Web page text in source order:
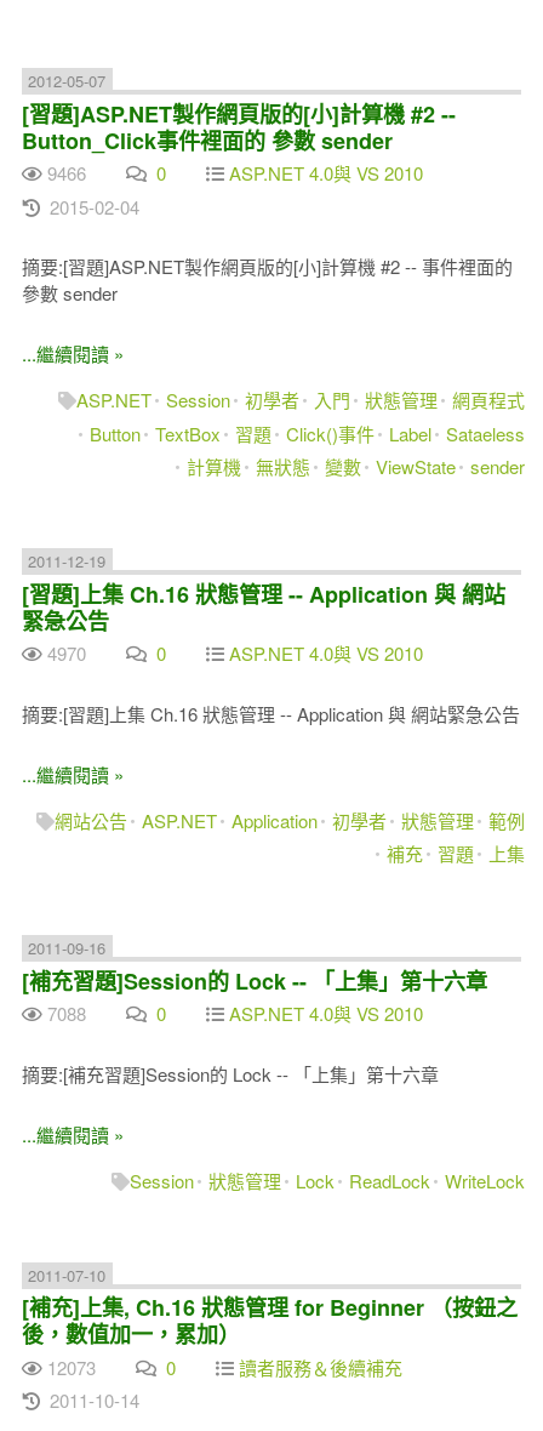
2012-05-07
[習題]ASP.NET製作網頁版的[小]計算機 #2 --
Button_Click事件裡面的 參數 sender
9466 0
ASP.NET 4.0與 VS 2010
2015-02-04
摘要:[習題]ASP.NET製作網頁版的[小]計算機 #2 -- 事件裡面的
參數 sender
...繼續閱讀 »
ASP.NET Session 初學者 入門 狀態管理
網頁程式
Button TextBox 習題 Click()事件 Label Sataeless
計算機
無狀態 變數 ViewState sender
2011-12-19
[習題]上集 Ch.16 狀態管理 -- Application 與 網站
緊急公告
4970 0 ASP.NET 4.0與 VS 2010
摘要:[習題]上集 Ch.16 狀態管理 -- Application 與 網站緊急公告
...繼續閱讀 »
網站公告 ASP.NET Application 初學者 狀態管理
範例
補充
習題 上集
2011-09-16
[補充習題]Session的 Lock -- 「上集」第十六章
7088 0 ASP.NET 4.0與 VS 2010
摘要:[補充習題]Session的 Lock -- 「上集」第十六章
...繼續閱讀 »
Session 狀態管理 Lock ReadLock WriteLock
2011-07-10
[補充]上集, Ch.16 狀態管理 for Beginner （按鈕之
後，數值加一，累加）
12073 0
讀者服務＆後續補充
2011-10-14